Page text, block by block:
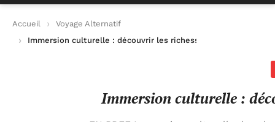
Accueil
Voyage Alternatif
Immersion culturelle : découvrir les richesses des traditions
Immersion culturelle :